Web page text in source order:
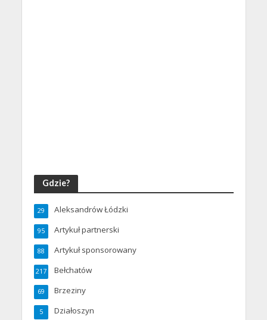
Gdzie?
Aleksandrów Łódzki
29
Artykuł partnerski
95
Artykuł sponsorowany
88
Bełchatów
217
Brzeziny
69
Działoszyn
5